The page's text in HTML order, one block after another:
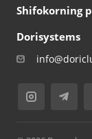
Shifokorning
Dorisystems